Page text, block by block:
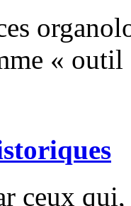
« outil
ceux